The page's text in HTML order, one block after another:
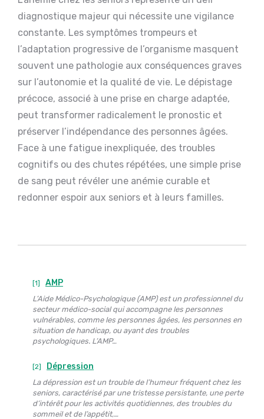
diagnostique majeur qui nécessite une vigilance
constante. Les symptômes trompeurs et
l’adaptation progressive de l’organisme masquent
souvent une pathologie aux conséquences graves
sur l’autonomie et la qualité de vie. Le dépistage
précoce, associé à une prise en charge adaptée,
peut transformer radicalement le pronostic et
préserver l’indépendance des personnes âgées.
Face à une fatigue inexpliquée, des troubles
cognitifs ou des chutes répétées, une simple prise
de sang peut révéler une anémie curable et
redonner espoir aux seniors et à leurs familles.
[1] AMP
L’Aide Médico-Psychologique (AMP) est un professionnel du
secteur médico-social qui accompagne les personnes
vulnérables, comme les personnes âgées, les personnes en
situation de handicap, ou ayant des troubles
psychologiques. L’AMP…
[2] Dépression
La dépression est un trouble de l’humeur fréquent chez les
seniors, caractérisé par une tristesse persistante, une perte
d’intérêt pour les activités quotidiennes, des troubles du
sommeil et de l’appétit,…